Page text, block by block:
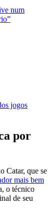
num
jogos
por
Catar, que se
mais bem
o técnico
de seu